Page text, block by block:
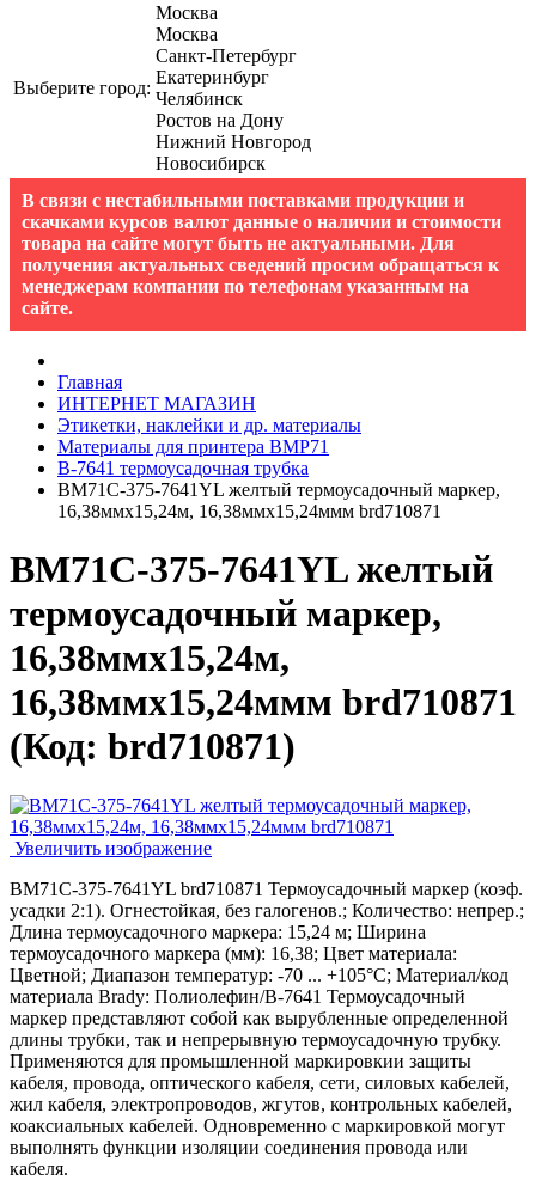
Выберите город:
Москва
Москва
Санкт-Петербург
Екатеринбург
Челябинск
Ростов на Дону
Нижний Новгород
Новосибирск
В связи с нестабильными поставками продукции и
скачками курсов валют данные о наличии и стоимости
товара на сайте могут быть не актуальными. Для
получения актуальных сведений просим обращаться к
менеджерам компании по телефонам указанным на
сайте.
Главная
ИНТЕРНЕТ МАГАЗИН
Этикетки, наклейки и др. материалы
Материалы для принтера BMP71
B-7641 термоусадочная трубка
BM71C-375-7641YL желтый термоусадочный маркер,
16,38ммх15,24м, 16,38ммх15,24ммм brd710871
BM71C-375-7641YL желтый
термоусадочный маркер,
16,38ммх15,24м,
16,38ммх15,24ммм brd710871
(Код: brd710871)
Увеличить изображение
BM71C-375-7641YL brd710871 Термоусадочный маркер (коэф.
усадки 2:1). Огнестойкая, без галогенов.; Количество: непрер.;
Длина термоусадочного маркера: 15,24 м; Ширина
термоусадочного маркера (мм): 16,38; Цвет материала:
Цветной; Диапазон температур: -70 ... +105°С; Материал/код
материала Brady: Полиолефин/В-7641 Термоусадочный
маркер представляют собой как вырубленные определенной
длины трубки, так и непрерывную термоусадочную трубку.
Применяются для промышленной маркировкии защиты
кабеля, провода, оптического кабеля, сети, силовых кабелей,
жил кабеля, электропроводов, жгутов, контрольных кабелей,
коаксиальных кабелей. Одновременно с маркировкой могут
выполнять функции изоляции соединения провода или
кабеля.